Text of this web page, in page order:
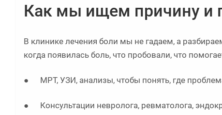
Как мы ищем причину и
В клинике лечения боли мы не гадаем, а
когда появилась боль, что пробовали, что
● МРТ, УЗИ, анализы, чтобы понять, где
● Консультации невролога, ревматолога,